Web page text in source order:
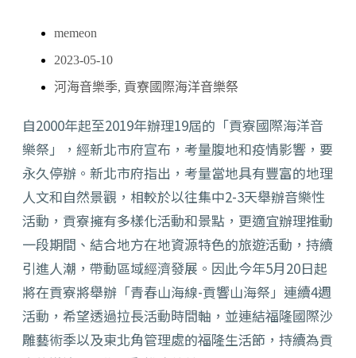
memeon
2023-05-10
河海音樂季, 貢寮國際海洋音樂祭
自2000年起至2019年辦理19屆的「貢寮國際海洋音
樂祭」，經新北市府宣布，考量腹地和疫情影響，要
永久停辦。新北市府指出，考量當地具有豐富的地理
人文和自然景觀，相較於以往集中2-3天舉辦音樂性
活動，貢寮擁有多樣化活動和景點，更適宜辦理推動
一段期間、結合地方在地資源特色的旅遊活動，持續
引進人潮，帶動區域經濟發展。因此今年5月20日起
將在貢寮將舉辦「青春山海線-貢響山海祭」連續4週
活動，希望透過拉長活動時間軸，並連結福隆國際沙
雕藝術季以及東北角管理處的福隆生活節，持續為貢